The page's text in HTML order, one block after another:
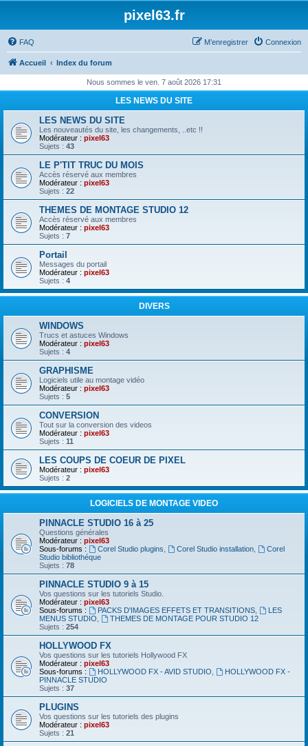
pixel63.fr
FAQ Connexion
M’enregistrer
Accueil Index du forum
Nous sommes le ven. 7 août 2026 17:31
LES NEWS DU SITE
LES NEWS DU SITE
Les nouveautés du site, les changements, ..etc !!
Modérateur : pixel63
Sujets : 43
LE P'TIT TRUC DU MOIS
Accès réservé aux membres
Modérateur : pixel63
Sujets : 22
THEMES DE MONTAGE STUDIO 12
Accès réservé aux membres
Modérateur : pixel63
Sujets : 7
Portail
Messages du portail
Modérateur : pixel63
Sujets : 4
DIVERS
WINDOWS
Trucs et astuces Windows
Modérateur : pixel63
Sujets : 4
GRAPHISME
Logiciels utile au montage vidéo
Modérateur : pixel63
Sujets : 5
CONVERSION
Tout sur la conversion des videos
Modérateur : pixel63
Sujets : 11
LES COUPS DE COEUR DE PIXEL
Modérateur : pixel63
Sujets : 2
LOGICIELS DE MONTAGE VIDEO
PINNACLE STUDIO 16 à 25
Questions générales
Modérateur : pixel63
Sous-forums :
Corel Studio plugins Corel Studio installation,
Corel
Studio bibliothéque
Sujets : 78
PINNACLE STUDIO 9 à 15
Vos questions sur les tutoriels Studio.
Modérateur : pixel63
Sous-forums :
PACKS D'IMAGES EFFETS ET TRANSITIONS,
LES
MENUS STUDIO
THEMES DE MONTAGE POUR STUDIO 12
Sujets : 254
HOLLYWOOD FX
Vos questions sur les tutoriels Hollywood FX
Modérateur : pixel63
Sous-forums :
HOLLYWOOD FX - AVID STUDIO
HOLLYWOOD FX -
PINNACLE STUDIO
Sujets : 37
PLUGINS
Vos questions sur les tutoriels des plugins
Modérateur : pixel63
Sujets : 21